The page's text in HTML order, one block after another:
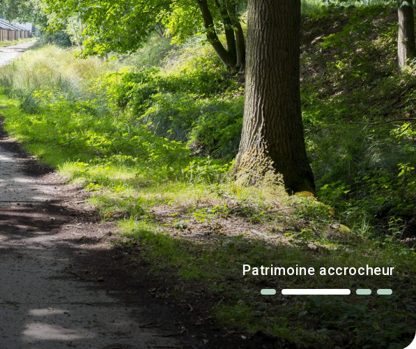
Lieux d'intérêt dans la région
Accessibilité
terres en friche